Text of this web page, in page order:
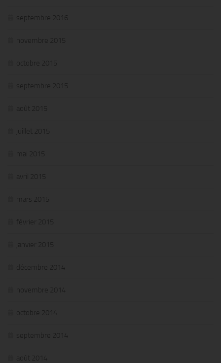
septembre 2016
novembre 2015
octobre 2015
septembre 2015
août 2015
juillet 2015
mai 2015
avril 2015
mars 2015
février 2015
janvier 2015
décembre 2014
novembre 2014
octobre 2014
septembre 2014
août 2014